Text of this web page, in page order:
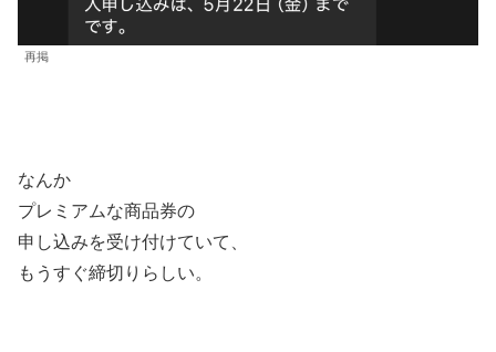
再掲
なんか
プレミアムな商品券の
申し込みを受け付けていて、
もうすぐ締切りらしい。